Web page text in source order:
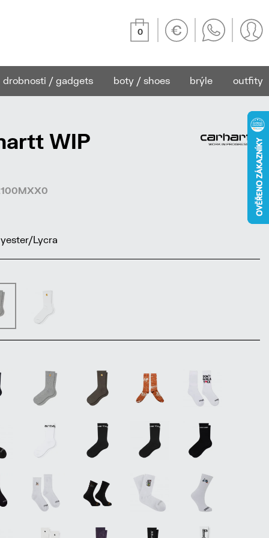
0
drobnosti / gadgets boty / shoes brýle outfity
WIP
Lycra